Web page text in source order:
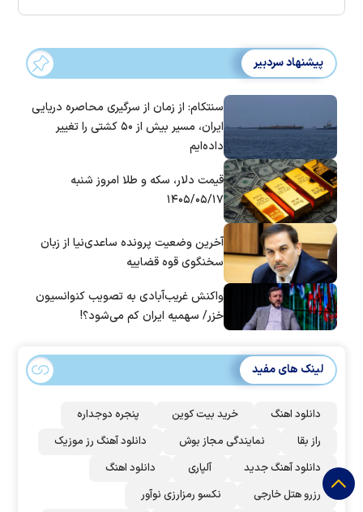
پیشنهاد سردبیر
سنتکام: از زمان از سرگیری محاصره دریایی
ایران، مسیر بیش از ۵۰ کشتی را تغییر
داده‌ایم
قیمت دلار، سکه و طلا امروز شنبه
۱۴۰۵/۰۵/۱۷
آخرین وضعیت پرونده ساعدی‌نیا از زبان
سخنگوی قوه قضاییه
واکنش غریب‌آبادی به تصویب کنوانسیون
خزر/ سهمیه ایران کم می‌شود؟!
لینک های مفید
دانلود اهنگ خرید بیت کوین
پنجره دوجداره
راز بقا
نمایندگی مجاز بوش
دانلود آهنگ رز‌ موزیک
دانلود آهنگ جدید
آلپاری
دانلود اهنگ
رزرو هتل خارجی
نکسو رمزارزی نوآور